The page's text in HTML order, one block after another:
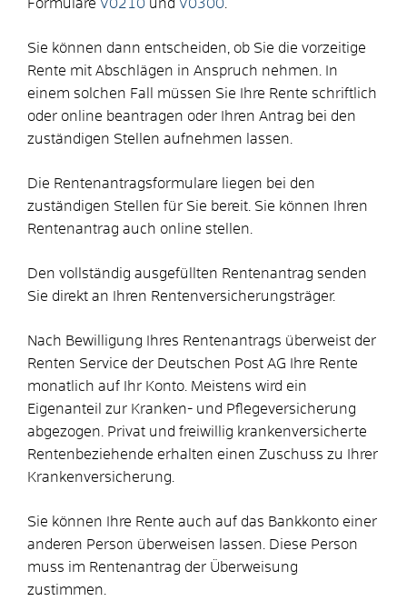
Formulare V0210 und V0300
Sie können dann entscheiden, ob Sie die vorzeitige
Rente mit Abschlägen in Anspruch nehmen. In
einem solchen Fall müssen Sie Ihre Rente schriftlich
oder online beantragen oder Ihren Antrag bei den
zuständigen Stellen aufnehmen lassen.
Die Rentenantragsformulare liegen bei den
zuständigen Stellen für Sie bereit. Sie können Ihren
Rentenantrag auch online stellen.
Den vollständig ausgefüllten Rentenantrag senden
Sie direkt an Ihren Rentenversicherungsträger.
Nach Bewilligung Ihres Rentenantrags überweist der
Renten Service der Deutschen Post AG Ihre Rente
monatlich auf Ihr Konto. Meistens wird ein
Eigenanteil zur Kranken- und Pflegeversicherung
abgezogen. Privat und freiwillig krankenversicherte
Rentenbeziehende erhalten einen Zuschuss zu Ihrer
Krankenversicherung.
Sie können Ihre Rente auch auf das Bankkonto einer
anderen Person überweisen lassen. Diese Person
muss im Rentenantrag der Überweisung
zustimmen.